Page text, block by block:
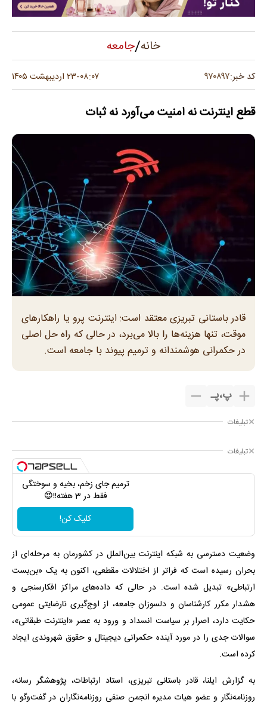
خانه/جامعه
کد خبر:۹۷۰۸۹۷ ۰۸:۰۷-۲۳ اردیبهشت ۱۴۰۵
قطع اینترنت نه امنیت می‌آورد نه ثبات
قادر باستانی تبریزی معتقد است: اینترنت پرو یا راهکارهای
موقت، تنها هزینه‌ها را بالا می‌برد، در حالی که راه حل اصلی
در حکمرانی هوشمندانه و ترمیم پیوند با جامعه است.
پ،پـ
تبلیغات
تبلیغات
ترمیم جای زخم، بخیه و سوختگی
فقط در 3 هفته!!😍
کلیک کن!
وضعیت دسترسی به شبکه اینترنت بین‌الملل در کشورمان به مرحله‌ای از
بحران رسیده است که فراتر از اختلالات مقطعی، اکنون به یک «بن‌بست
ارتباطی» تبدیل شده است. در حالی که داده‌های مراکز افکارسنجی و
هشدار مکرر کارشناسان و دلسوزان جامعه، از اوج‌گیری نارضایتی عمومی
حکایت دارد، اصرار بر سیاست انسداد و ورود به عصر «اینترنت طبقاتی»،
سوالات جدی را در مورد آینده حکمرانی دیجیتال و حقوق شهروندی ایجاد
کرده است.
به گزارش ایلنا، قادر باستانی تبریزی، استاد ارتباطات، پژوهشگر رسانه،
روزنامه‌نگار و عضو هیات مدیره انجمن صنفی روزنامه‌نگاران در گفت‌وگو با